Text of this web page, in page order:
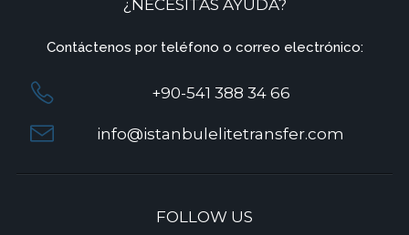
¿NECESITAS AYUDA?
Contáctenos por teléfono o correo electrónico:
+90-541 388 34 66
info@istanbulelitetransfer.com
FOLLOW US